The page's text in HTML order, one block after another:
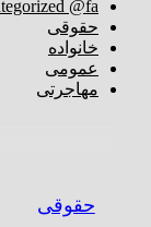
@fa
حقوقی
خانواده
عمومی
مهاجرتی
حقوقی